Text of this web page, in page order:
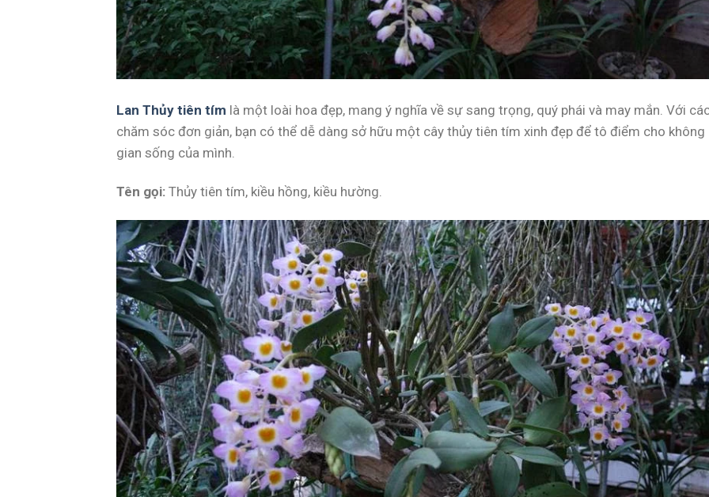
Lan Thủy tiên tím là một loài hoa đẹp, mang ý nghĩa về sự sang trọng, quý phái và may mắn. Với
chăm sóc đơn giản, bạn có thể dễ dàng sở hữu một cây thủy tiên tím xinh đẹp để tô điểm cho không
gian sống của mình.
Tên gọi: Thủy tiên tím, kiều hồng, kiều hường.